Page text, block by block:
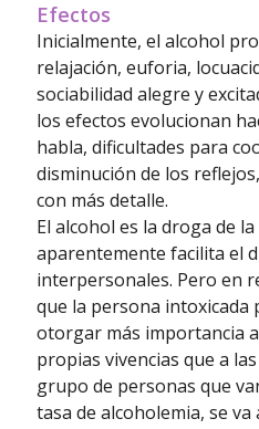
Efectos
Inicialmente, el alcohol
relajación, euforia,
sociabilidad alegre y
los efectos evolucionan
habla, dificultades para
disminución de los
con más detalle.
El alcohol es la droga de
aparentemente facilita el
interpersonales. Pero en
que la persona intoxicada
otorgar más importancia
propias vivencias que a
grupo de personas que
tasa de alcoholemia, se